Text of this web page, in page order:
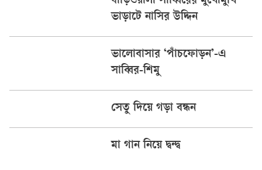
ভাড়াটে নাসির উদ্দিন
ভালোবাসার ‘পাঁচফোড়ন’-এ
সাব্বির-শিমু
সেতু দিয়ে গড়া বন্ধন
মা গান নিয়ে দ্বন্দ্ব